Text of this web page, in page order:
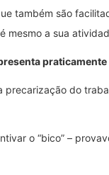
também são
mesmo a sua
praticamente
do
o “bico” –